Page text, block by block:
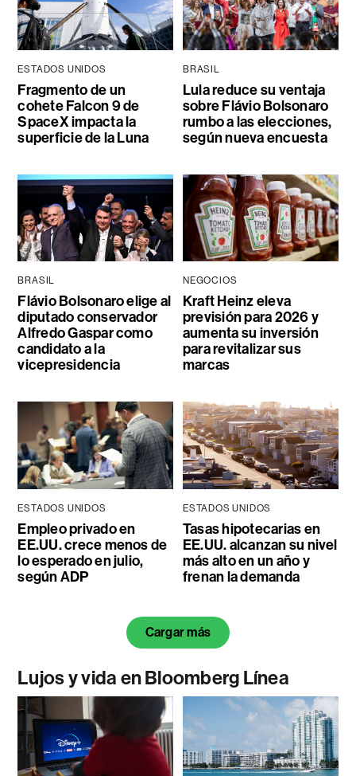
ESTADOS UNIDOS
Fragmento de un
cohete Falcon 9 de
SpaceX impacta la
superficie de la Luna
BRASIL
Lula reduce su ventaja
sobre Flávio Bolsonaro
rumbo a las elecciones,
según nueva encuesta
BRASIL
Flávio Bolsonaro elige al
diputado conservador
Alfredo Gaspar como
candidato a la
vicepresidencia
NEGOCIOS
Kraft Heinz eleva
previsión para 2026 y
aumenta su inversión
para revitalizar sus
marcas
ESTADOS UNIDOS
Empleo privado en
EE.UU. crece menos de
lo esperado en julio,
según ADP
ESTADOS UNIDOS
Tasas hipotecarias en
EE.UU. alcanzan su nivel
más alto en un año y
frenan la demanda
Cargar más
Lujos y vida en Bloomberg Línea